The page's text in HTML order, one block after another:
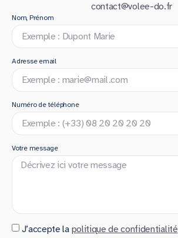
Nom, Prénom
Adresse email
Numéro de téléphone
Votre message
J’accepte la politique de confidentialité
contact@volee-do.fr